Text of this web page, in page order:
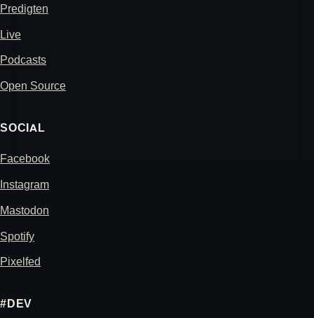
Predigten
Live
Podcasts
Open Source
SOCIAL
Facebook
Instagram
Mastodon
Spotify
Pixelfed
#DEV